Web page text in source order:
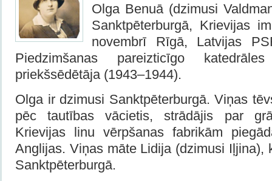
Olga Benuā (dzimusi
Sanktpēterburgā, Krievijas
novembrī Rīgā, Latvijas
Piedzimšanas pareizticīgo
priekšsēdētāja (1943–1944).
Olga ir dzimusi Sanktpēterburgā. Viņas
pēc tautības vācietis, strādājis par
Krievijas linu vērpšanas fabrikām
Anglijas. Viņas māte Lidija (dzimusi Iļjina),
Sanktpēterburgā.